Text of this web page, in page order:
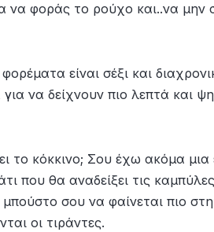
να φοράς το ρούχο και..να μην
είναι σέξι και
να δείχνουν πιο λεπτά και
το κόκκινο; Σου έχω ακόμα μια
που θα αναδείξει τις
μπούστο σου να φαίνεται πιο
οι τιράντες.